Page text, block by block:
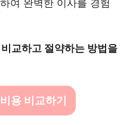
여 완벽한 이사를 경험
교하고 절약하는 방법을
용 비교하기